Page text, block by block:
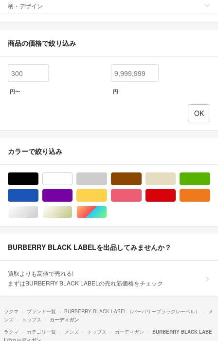
柄・デザイン
商品の価格で絞り込み
円〜 円
カラーで絞り込み
シルバー/銀色系ゴールド/金色系マルチカラー
BURBERRY BLACK LABELを出品してみませんか？
買取よりも高値で売れる!
まずはBURBERRY BLACK LABELの売れ筋価格をチェック
ラクマ ブランド一覧 BURBERRY BLACK LABEL（バーバリーブラックレーベル）
メ
ンズ
トップス
カーディガン
ラクマ
カテゴリ一覧 メンズ トップス カーディガン
BURBERRY BLACK LABE